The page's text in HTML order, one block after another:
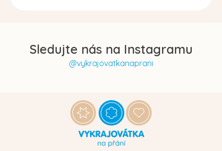
Sledujte nás na Instagramu
@vykrajovatkanaprani